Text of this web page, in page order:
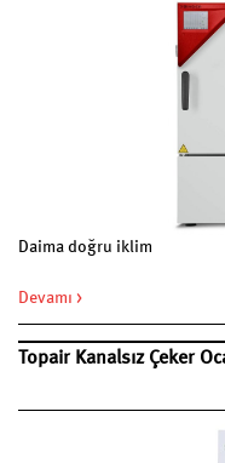
Daima doğru iklim
Devamı >
Topair Kanalsız Çeker